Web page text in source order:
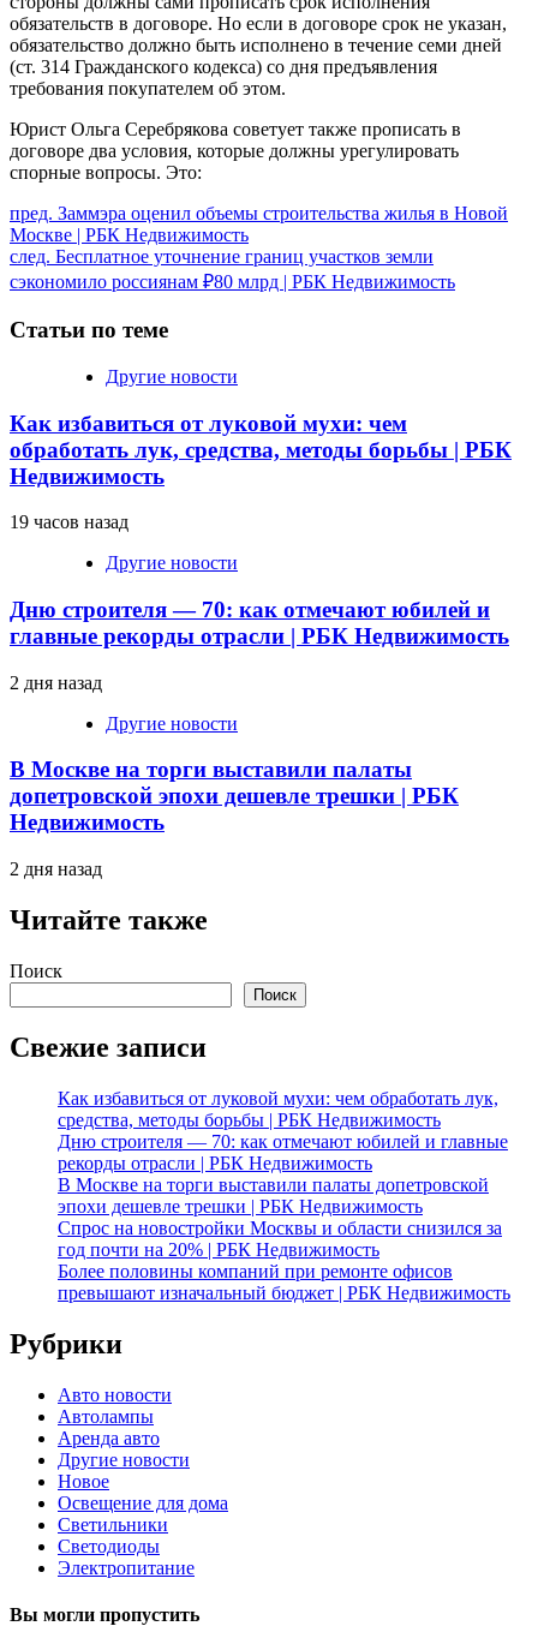
обязательств в договоре. Но если в договоре срок не указан,
обязательство должно быть исполнено в течение семи дней
(ст. 314 Гражданского кодекса) со дня предъявления
требования покупателем об этом.
Юрист Ольга Серебрякова советует также прописать в
договоре два условия, которые должны урегулировать
спорные вопросы. Это:
Продолжить
чтение
пред. Заммэра оценил объемы строительства жилья в Новой
Москве | РБК Недвижимость
след. Бесплатное уточнение границ участков земли
сэкономило россиянам ₽80 млрд | РБК Недвижимость
Статьи по теме
Другие новости
Как избавиться от луковой мухи: чем
обработать лук, средства, методы борьбы | РБК
Недвижимость
19 часов назад
Другие новости
Дню строителя — 70: как отмечают юбилей и
главные рекорды отрасли | РБК Недвижимость
2 дня назад
Другие новости
В Москве на торги выставили палаты
допетровской эпохи дешевле трешки | РБК
Недвижимость
2 дня назад
Читайте также
Поиск
Поиск
Свежие записи
Как избавиться от луковой мухи: чем обработать лук,
средства, методы борьбы | РБК Недвижимость
Дню строителя — 70: как отмечают юбилей и главные
рекорды отрасли | РБК Недвижимость
В Москве на торги выставили палаты допетровской
эпохи дешевле трешки | РБК Недвижимость
Спрос на новостройки Москвы и области снизился за
год почти на 20% | РБК Недвижимость
Более половины компаний при ремонте офисов
превышают изначальный бюджет | РБК Недвижимость
Рубрики
Авто новости
Автолампы
Аренда авто
Другие новости
Новое
Освещение для дома
Светильники
Светодиоды
Электропитание
Вы могли пропустить